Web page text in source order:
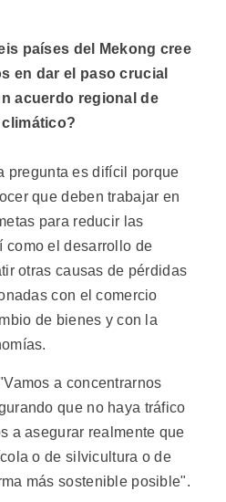
países del Mekong cree
en dar el paso crucial
acuerdo regional de
pregunta es difícil porque
que deben trabajar en
para reducir las
como el desarrollo de
otras causas de pérdidas
con el comercio
de bienes y con la
a concentrarnos
que no haya tráfico
a asegurar realmente que
o de silvicultura o de
más sostenible posible".